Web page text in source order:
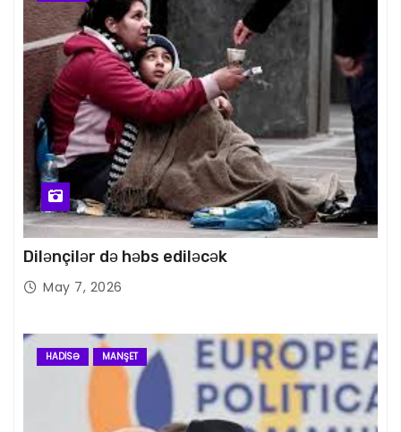
Dilənçilər də həbs ediləcək
May 7, 2026
HADISƏ MANŞET